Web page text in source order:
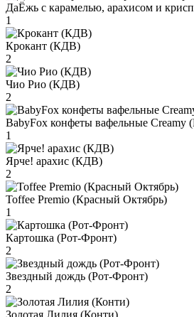
ДаЁжь с карамелью, арахисом и
1
Крокант (КДВ)
2
Чио Рио (КДВ)
2
BabyFox конфеты вафельные Creamy
1
Ярче! арахис (КДВ)
2
Toffee Premio (Красный Октябрь)
1
Картошка (Рот-Фронт)
2
Звездный дождь (Рот-Фронт)
2
Золотая Лилия (Конти)